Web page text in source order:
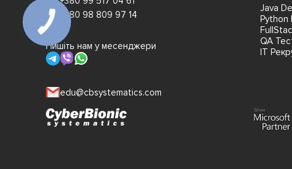
+380 98 809 97 14
Пишіть нам у месенджери
edu@cbsystematics.com
Java
Python
QA
IT